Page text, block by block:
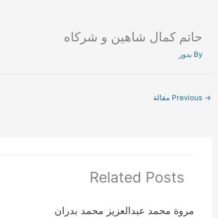
حاتم كمال شاهين و شركاه
By بدور
→
Related Posts
مروة محمد عبدالعزيز محمد بدران